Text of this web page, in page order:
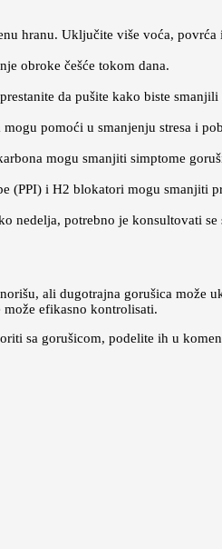
hranu. Uključite više voća,
obroke češće tokom dana.
da pušite kako biste
pomoći u smanjenju stresa i
mogu smanjiti simptome
(PPI) i H2 blokatori mogu smanjiti
nedelja, potrebno je konsultovati se
ali dugotrajna gorušica može
može efikasno kontrolisati.
sa gorušicom, podelite ih u